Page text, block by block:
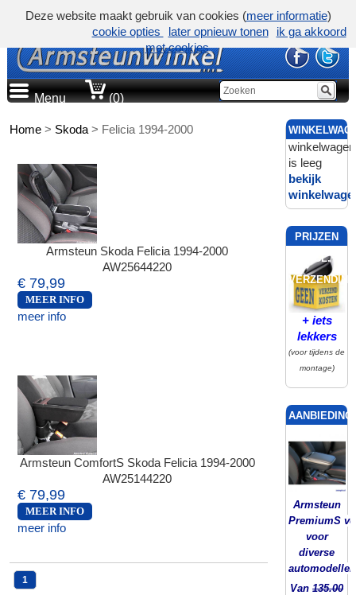
Menu (0)
Home > Skoda > Felicia 1994-2000
Armsteun Skoda Felicia 1994-2000
AW25644220
€ 79,99
MEER INFO
meer info
Armsteun ComfortS Skoda Felicia 1994-2000
AW25144220
€ 79,99
MEER INFO
meer info
1
winkelwagen
is leeg
bekijk
PRIJZEN
INCL.
VERZENDING
+ iets
lekkers
(voor tijdens de
montage)
Armsteun
PremiumS
voor
diverse
automodellen
Van135.00
Deze website maakt gebruik van cookies (meer informatie)
cookie opties
later opnieuw tonen
ik ga akkoord
met cookies